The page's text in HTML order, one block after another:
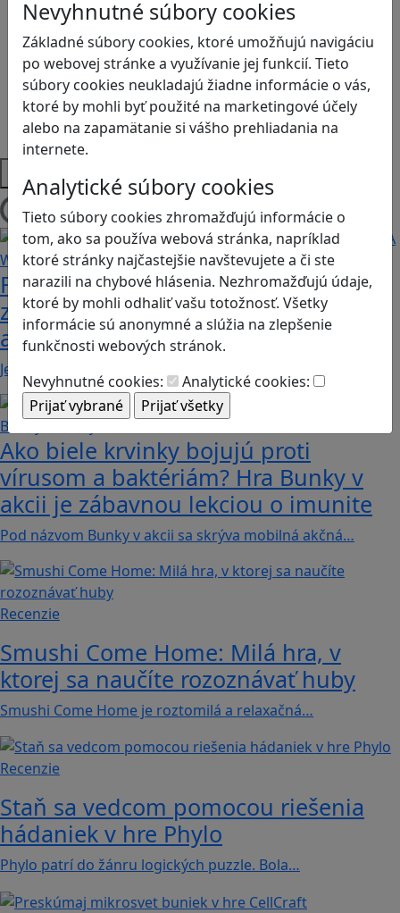
Nevyhnutné súbory cookies
Základné súbory cookies, ktoré umožňujú navigáciu
po webovej stránke a využívanie jej funkcií. Tieto
súbory cookies neukladajú žiadne informácie o vás,
ktoré by mohli byť použité na marketingové účely
alebo na zapamätanie si vášho prehliadania na
internete.
Analytické súbory cookies
Tieto súbory cookies zhromažďujú informácie o
tom, ako sa používa webová stránka, napríklad
ktoré stránky najčastejšie navštevujete a či ste
narazili na chybové hlásenia. Nezhromažďujú údaje,
ktoré by mohli odhaliť vašu totožnosť. Všetky
informácie sú anonymné a slúžia na zlepšenie
funkčnosti webových stránok.
Nevyhnutné cookies:
Analytické cookies:
Logické myslenie
Ľudské práva a tolerancia
Motorika a koncentrácia
Programovanie/Technika
Sociálne zručnosti a kooperácia
Strategické myslenie
Zdravie a pohyb
Platformy
Načítam blogy
Fotografujte zvieratká, aby ste
zachránili ostrov v Alba: A Wildlife
adventure
Jednoduchá hra, vhodná pre kohokoľvek z rodiny,…
Ako biele krvinky bojujú proti
vírusom a baktériám? Hra Bunky v
akcii je zábavnou lekciou o imunite
Pod názvom Bunky v akcii sa skrýva mobilná akčná…
Recenzie
Smushi Come Home: Milá hra, v
ktorej sa naučíte rozoznávať huby
Smushi Come Home je roztomilá a relaxačná…
Recenzie
Staň sa vedcom pomocou riešenia
hádaniek v hre Phylo
Phylo patrí do žánru logických puzzle. Bola…